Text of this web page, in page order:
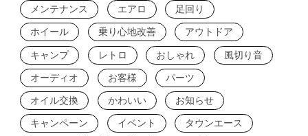
メンテナンス
エアロ
足回り
ホイール
乗り心地改善
アウトドア
キャンプ
レトロ おしゃれ
風切り音
オーディオ
お客様
パーツ
オイル交換
かわいい
お知らせ
キャンペーン
イベント
タウンエース